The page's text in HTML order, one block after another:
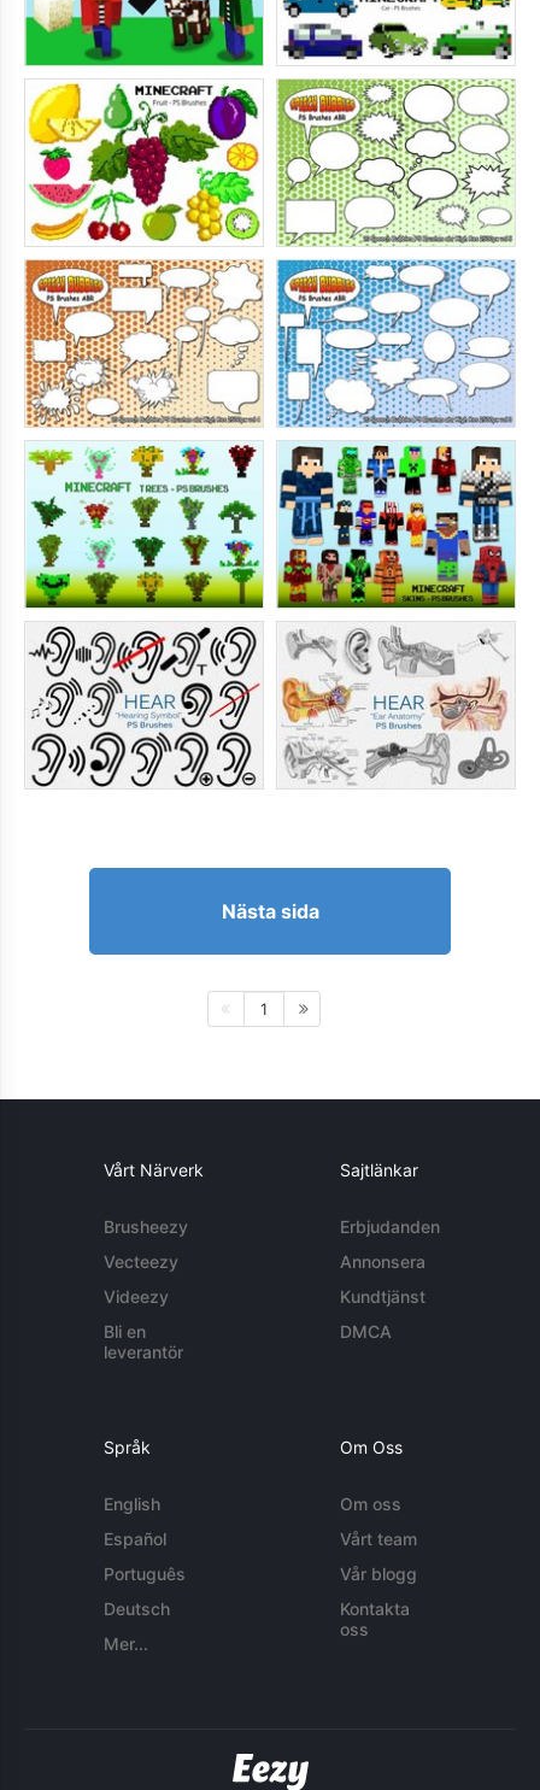
Nästa sida
1
Vårt Närverk
Brusheezy
Vecteezy
Videezy
Bli en
leverantör
Sajtlänkar
Erbjudanden
Annonsera
Kundtjänst
DMCA
Språk
English
Español
Português
Deutsch
Mer...
Om Oss
Om oss
Vårt team
Vår blogg
Kontakta
oss